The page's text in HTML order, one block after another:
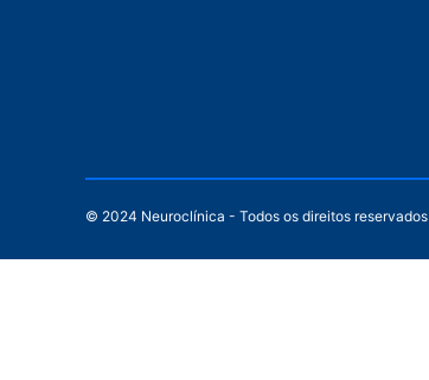
© 2024 Neuroclínica - Todos os direitos reservados